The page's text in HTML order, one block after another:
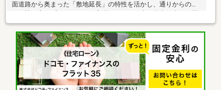
面道路から奥まった「敷地延長」の特性を活かし、通りからの視
静な住環境は、小さなお子様がいるご家庭にも安心。都会の喧騒
を忘れ、静かな時を刻む贅沢な暮らしがここにあります。